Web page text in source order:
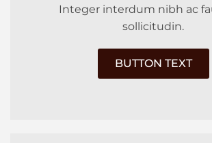
Integer interdum nibh ac
sollicitudin.
BUTTON TEXT